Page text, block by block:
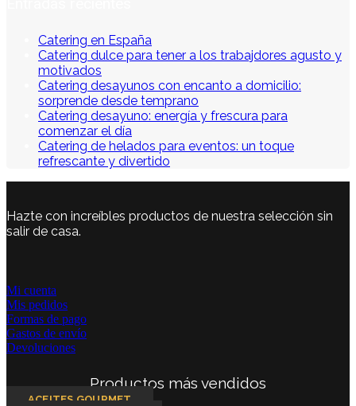
Catering en España
Catering dulce para tener a los trabajdores agusto y
motivados
Catering desayunos con encanto a domicilio:
sorprende desde temprano
Catering desayuno: energía y frescura para
comenzar el día
Catering de helados para eventos: un toque
refrescante y divertido
Hazte con increíbles productos de nuestra selección sin
salir de casa.
Mi cuenta
Mis pedidos
Formas de pago
Gastos de envío
Devoluciones
Productos más vendidos
ACEITES GOURMET